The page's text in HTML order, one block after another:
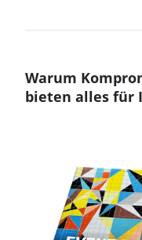
Warum
bieten alles für